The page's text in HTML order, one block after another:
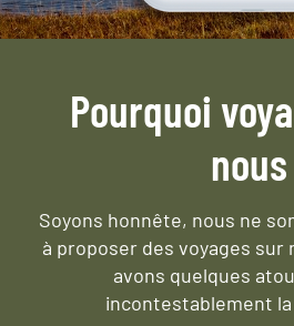
Pourquoi
nous
Soyons honnête, nous ne
à proposer des voyages sur
avons quelques
incontestablement